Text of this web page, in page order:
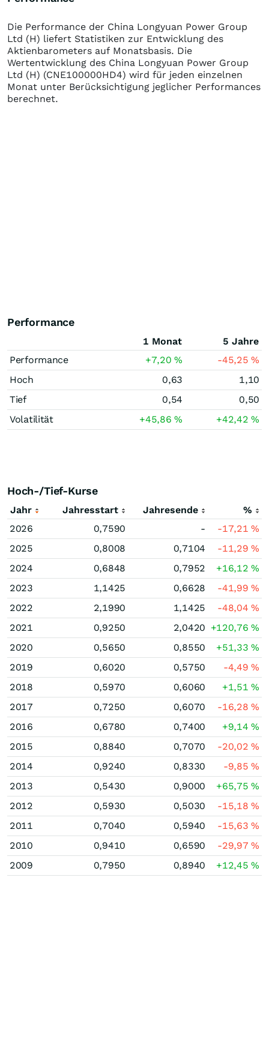
Die Performance der China Longyuan Power Group
Ltd (H) liefert Statistiken zur Entwicklung des
Aktienbarometers auf Monatsbasis. Die
Wertentwicklung des China Longyuan Power Group
Ltd (H) (CNE100000HD4) wird für jeden einzelnen
Monat unter Berücksichtigung jeglicher Performances
berechnet.
Performance
1 Monat
5 Jahre
Performance
+7,20% -45,25%
Hoch
0,63
1,10
Tief
0,54
0,50
Volatilität
+45,86% +42,42%
Hoch-/Tief-Kurse
Jahr Jahresstart Jahresende
%
2026
0,7590 - -17,21%
2025
0,8008 0,7104 -11,29%
2024
0,6848 0,7952 +16,12%
2023
1,1425 0,6628 -41,99%
2022
2,1990 1,1425 -48,04%
2021
0,9250 2,0420 +120,76%
2020
0,5650 0,8550 +51,33%
2019
0,6020 0,5750 -4,49%
2018
0,5970 0,6060 +1,51%
2017
0,7250 0,6070 -16,28%
2016
0,6780 0,7400 +9,14%
2015
0,8840 0,7070 -20,02%
2014
0,9240 0,8330 -9,85%
2013
0,5430 0,9000 +65,75%
2012
0,5930 0,5030 -15,18%
2011
0,7040 0,5940 -15,63%
2010
0,9410 0,6590 -29,97%
2009
0,7950 0,8940 +12,45%